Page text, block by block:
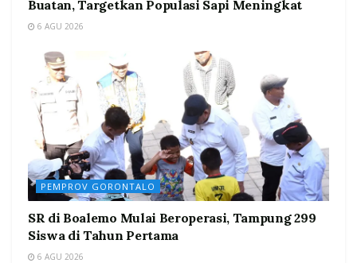
Buatan, Targetkan Populasi Sapi Meningkat
6 AGU 2026
PEMPROV GORONTALO
SR di Boalemo Mulai Beroperasi, Tampung 299
Siswa di Tahun Pertama
6 AGU 2026